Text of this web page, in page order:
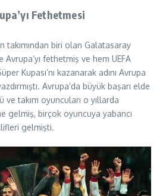
Fethetmesi
takımından biri olan Galatasaray
Avrupa’yı fethetmiş ve hem UEFA
Kupası’nı kazanarak adını Avrupa
Avrupa’da büyük başarı elde
takım oyuncuları o yıllarda
gelmiş, birçok oyuncuya yabancı
gelmişti.